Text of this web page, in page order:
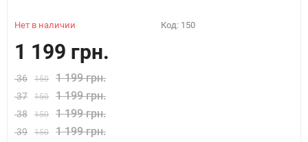
Нет в наличии Код: 150
1 199 грн.
36 150 1 199 грн.
37 150 1 199 грн.
38 150 1 199 грн.
39 150 1 199 грн.